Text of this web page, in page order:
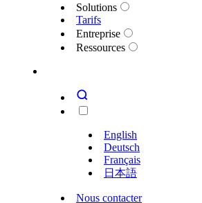
Solutions
Tarifs
Entreprise
Ressources
English
Deutsch
Français
日本語
Nous contacter